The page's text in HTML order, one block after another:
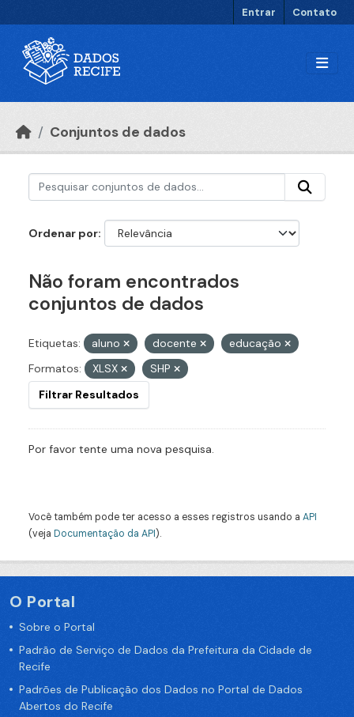
Entrar Contato
Conjuntos de dados
Ordenar por
Não foram encontrados
conjuntos de dados
Etiquetas: aluno docente
educação
Formatos:
XLSX
SHP
Filtrar Resultados
Por favor tente uma nova pesquisa.
Você também pode ter acesso a esses registros usando a API
(veja Documentação da API).
O Portal
Sobre o Portal
Padrão de Serviço de Dados da Prefeitura da Cidade de
Recife
Padrões de Publicação dos Dados no Portal de Dados
Abertos do Recife